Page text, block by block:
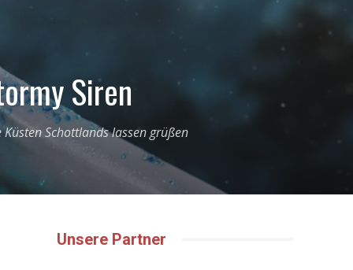
Siren
Schottlands lassen grüßen
Unsere Partner